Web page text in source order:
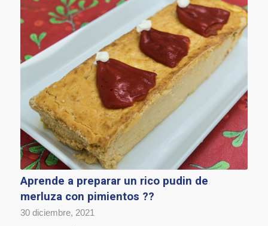
Aprende a preparar un rico pudin de
merluza con pimientos ??
30 diciembre, 2021